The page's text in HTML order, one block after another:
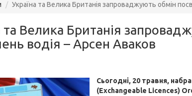
Україна та Велика Британія запроваджують обмін
та Велика Британія
водія – Арсен Аваков
Сьогодні, 20 травня,
(Exchangeable Licences)